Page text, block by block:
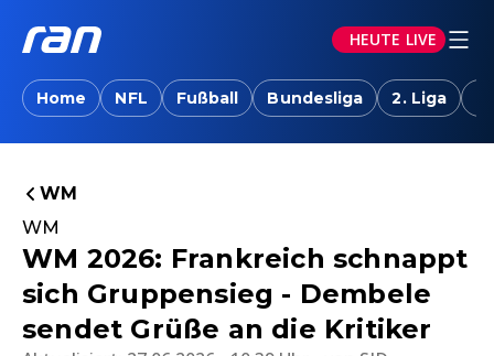
HEUTE LIVE
Home NFL Fußball Bundesliga 2. Liga
WM
WM
WM 2026: Frankreich schnappt
sich Gruppensieg - Dembele
sendet Grüße an die Kritiker